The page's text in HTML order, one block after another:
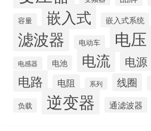
容量 嵌入式 嵌入式系统
滤波器 电动车 电压
电感器 电池 电流 电源
电路 电阻 系列 线圈
负载 逆变器 通滤波器